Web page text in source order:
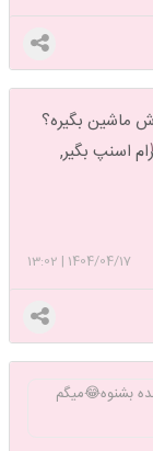
ماشین بگیره؟
اسنپ بگیر,
1404/04/17
|
13:02
بشنوه😂میگم